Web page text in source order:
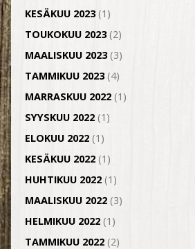
KESÄKUU 2023(1)
TOUKOKUU 2023(2)
MAALISKUU 2023(3)
TAMMIKUU 2023(4)
MARRASKUU 2022(1)
SYYSKUU 2022(1)
ELOKUU 2022(1)
KESÄKUU 2022(1)
HUHTIKUU 2022(1)
MAALISKUU 2022(3)
HELMIKUU 2022(1)
TAMMIKUU 2022(2)